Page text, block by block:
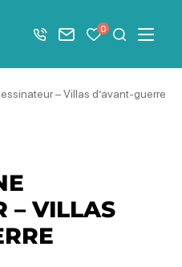
de navigation du mode éco
+33 5 46 08 21 00
Nous contacter
Mes favoris
0 JeMenu
– Villas d’avant-guerre
– VILLAS